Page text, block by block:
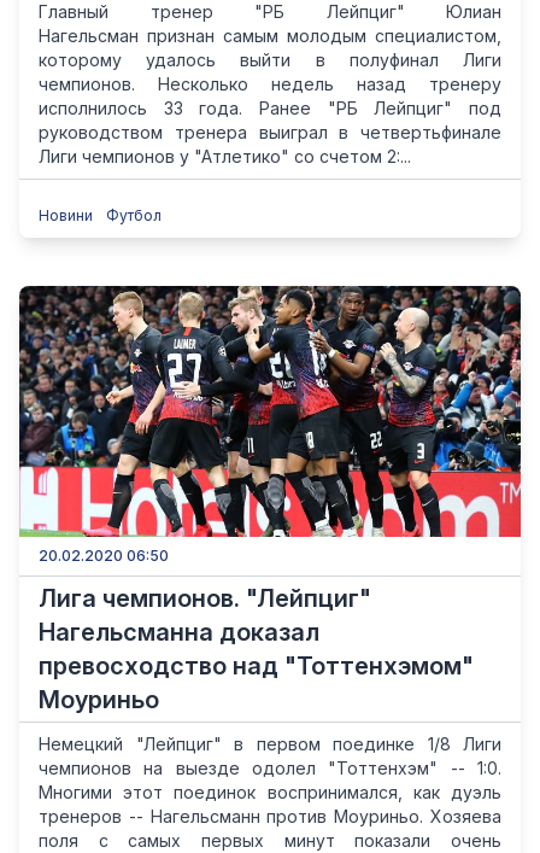
Главный тренер "РБ Лейпциг" Юлиан
Нагельсман признан самым молодым специалистом,
которому удалось выйти в полуфинал Лиги
чемпионов. Несколько недель назад тренеру
исполнилось 33 года. Ранее "РБ Лейпциг" под
руководством тренера выиграл в четвертьфинале
Лиги чемпионов у "Атлетико" со счетом 2:...
Новини Футбол
20.02.2020 06:50
Лига чемпионов. "Лейпциг"
Нагельсманна доказал
превосходство над "Тоттенхэмом"
Моуриньо
Немецкий "Лейпциг" в первом поединке 1/8 Лиги
чемпионов на выезде одолел "Тоттенхэм" -- 1:0.
Многими этот поединок воспринимался, как дуэль
тренеров -- Нагельсманн против Моуриньо. Хозяева
поля с самых первых минут показали очень